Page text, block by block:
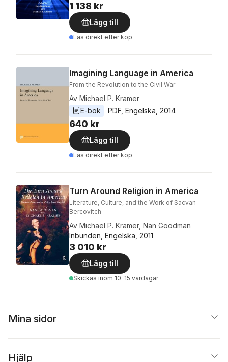
1 138 kr
Lägg till
Läs direkt efter köp
Imagining Language in America
From the Revolution to the Civil War
Av Michael P. Kramer
E-bok
PDF Engelska 2014
640 kr
Lägg till
Läs direkt efter köp
Turn Around Religion in America
Literature, Culture, and the Work of Sacvan
Bercovitch
Av Michael P. Kramer, Nan Goodman
Inbunden, Engelska, 2011
3 010 kr
Lägg till
Skickas inom 10-15 vardagar
Mina sidor
Hjälp